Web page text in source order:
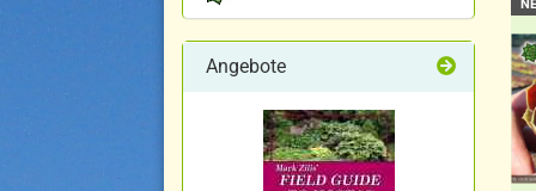
Angebote